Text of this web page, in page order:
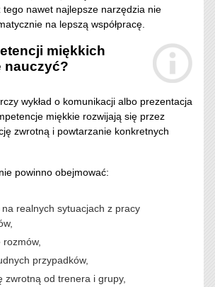
tego nawet najlepsze narzędzia nie
na lepszą współpracę.
miękkich
nauczyć?
wykład o komunikacji albo prezentacja
miękkie rozwijają się przez
zwrotną i powtarzanie konkretnych
powinno obejmować:
realnych sytuacjach z pracy
rozmów,
przypadków,
zwrotną od trenera i grupy,